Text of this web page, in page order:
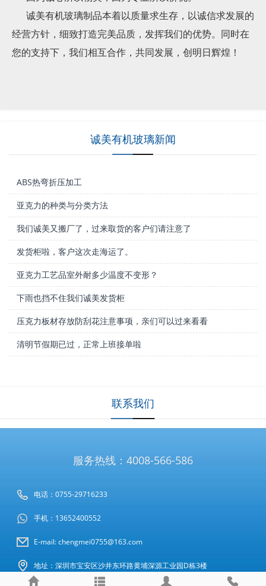
诚美有机玻璃制品本着以质量求生存，以诚信求发展的
经营方针，细致打造完美品质，发挥我们的优势。同时在
您的支持下，我们相互合作，共同发展，创明日辉煌！
诚美有机玻璃新闻
ABS热弯折压加工
亚克力的种类与分类方法
我们诚美又搬厂了，过来取货的客户们请注意了
发货柜啦，客户这次走海运了。
亚克力工艺品室外耐多少温度不变形？
下雨也挡不住我们诚美发货柜
压克力板材存放防刮花注意事项，亲们可以过来看看
清明节假期已过，正常上班接单啦
联系我们
服务热线：4008-566-586
电话：0755-29716233
手机：13652400552
E-mail: chengmei0755@163.com
地址：深圳市宝安区沙井东环路黄埔深源工业园D栋3楼